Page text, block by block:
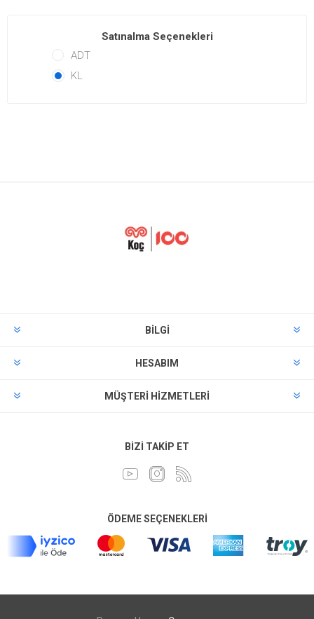
Satınalma Seçenekleri
ADT
KL
BILGI
HESABIM
MÜŞTERI HIZMETLERI
BIZI TAKIP ET
ÖDEME SEÇENEKLERI